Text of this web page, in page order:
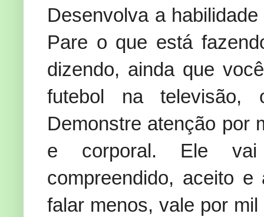
Desenvolva a
Pare o que está
dizendo, ainda que
futebol na televisão,
Demonstre atenção por
e corporal. Ele vai
compreendido, aceito
falar menos, vale por mil